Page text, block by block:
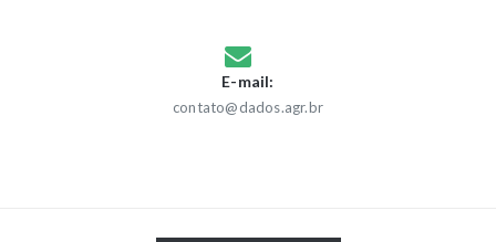
E-mail:
contato@dados.agr.br